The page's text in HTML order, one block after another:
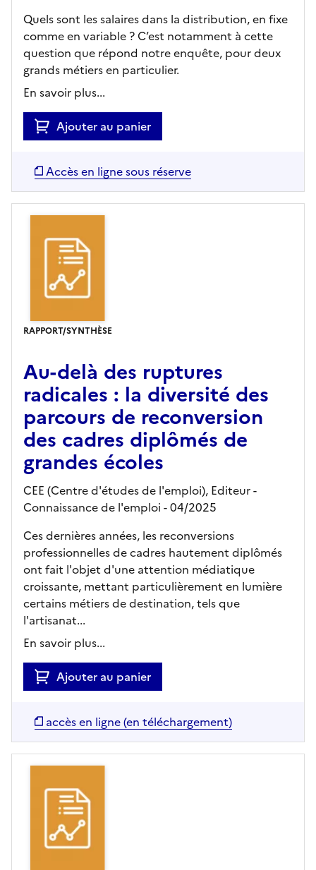
Quels sont les salaires dans la distribution, en fixe
comme en variable ? C’est notamment à cette
question que répond notre enquête, pour deux
grands métiers en particulier.
En savoir plus...
Ajouter au panier
Accès en ligne sous réserve
RAPPORT/SYNTHÈSE
Au-delà des ruptures
radicales : la diversité des
parcours de reconversion
des cadres diplômés de
grandes écoles
CEE (Centre d'études de l'emploi), Editeur-
Connaissance de l'emploi - 04/2025
Ces dernières années, les reconversions
professionnelles de cadres hautement diplômés
ont fait l'objet d'une attention médiatique
croissante, mettant particulièrement en lumière
certains métiers de destination, tels que
l'artisanat...
En savoir plus...
Ajouter au panier
accès en ligne (en téléchargement)